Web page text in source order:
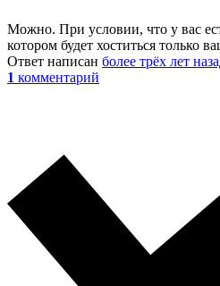
Можно. При условии, что у вас
котором будет хоститься только
Ответ написан более трёх лет
1 комментарий